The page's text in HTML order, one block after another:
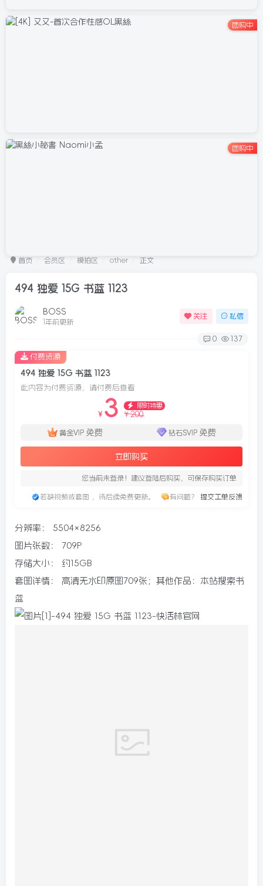
团购中
团购中
首页 会员区 模拍区 other 正文
494 独爱 15G 书蓝 1123
BOSS
1年前更新
关注 私信
0 137
494 独爱 15G 书蓝 1123
此内容为付费资源，请付费后查看
¥ 3
限时特惠
¥ 200
黄金VIP 免费 钻石SVIP 免费
立即购买
您当前未登录！建议登陆后购买，可保存购买订单
若缺视频或套图 ，待后续免费更新。 有问题？ 提交工单反馈
付费资源
分辨率：
5504 × 8256
图片张数：
709P
存储大小：
约15GB
套图详情：
高清无水印原图709张；其他作品：本站搜索书
蓝